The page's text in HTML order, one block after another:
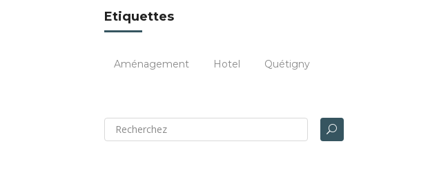
Etiquettes
Aménagement Hotel Quétigny